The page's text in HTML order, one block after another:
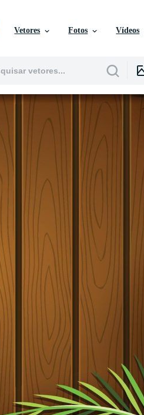
Vetores Fotos Vídeos